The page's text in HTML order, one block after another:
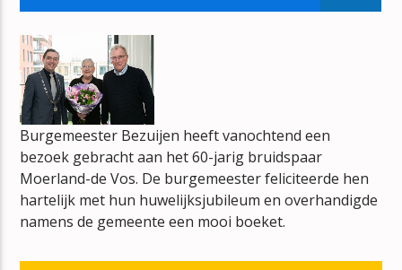
GOUD EN FOUTSHOW
JOS NETTEN
mz-radio
Burgemeester Bezuijen heeft vanochtend een
bezoek gebracht aan het 60-jarig bruidspaar
Moerland-de Vos. De burgemeester feliciteerde hen
hartelijk met hun huwelijksjubileum en overhandigde
namens de gemeente een mooi boeket.